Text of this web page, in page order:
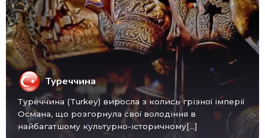
Туреччина
Туреччина (Turkey) виросла з колись грізної імперії
Османа, що розгорнула свої володіння в
найбагатшому культурно-історичному[...]